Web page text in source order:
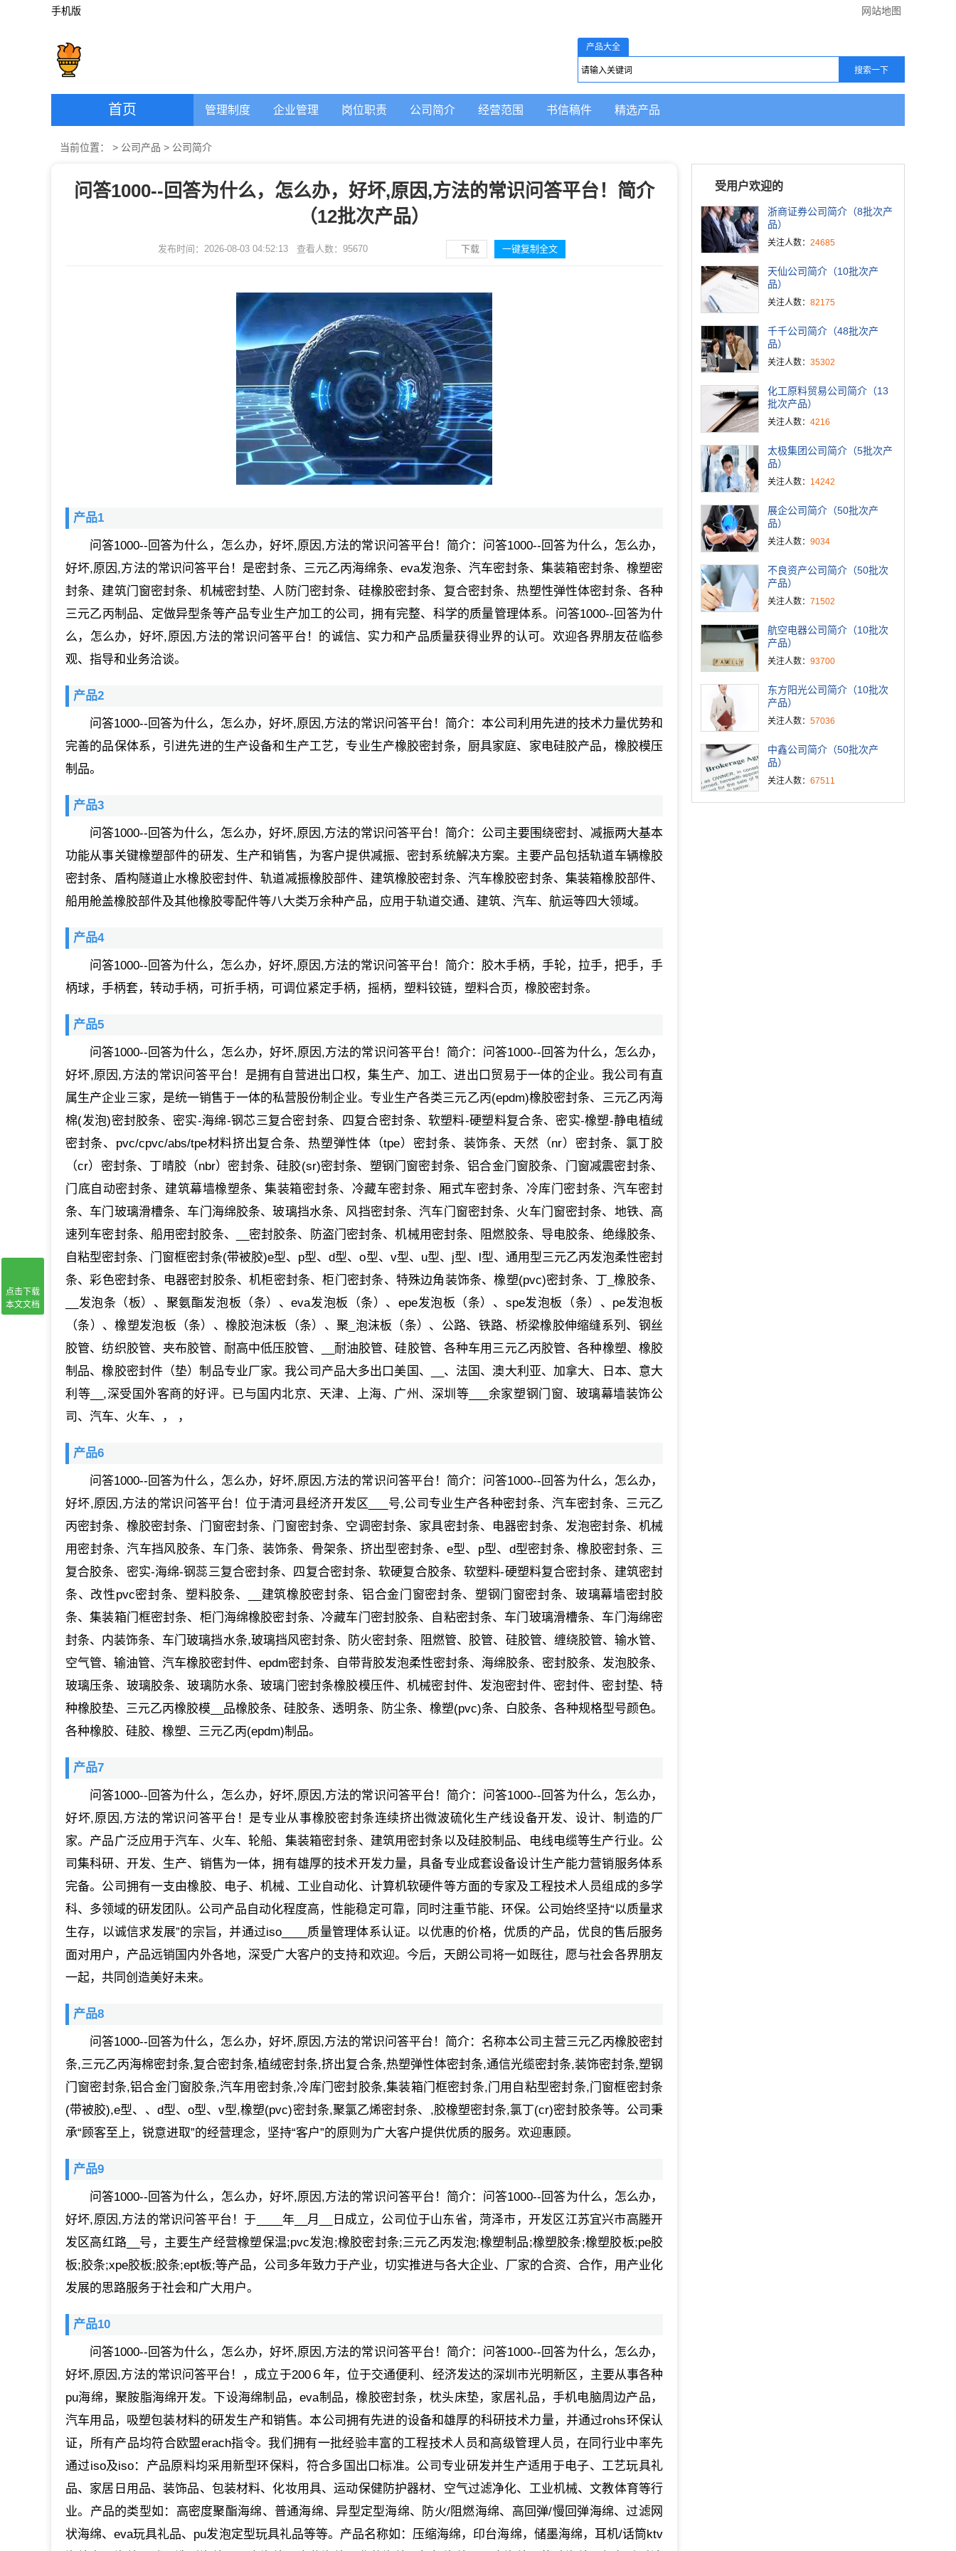
手机版 网站地图
产品大全
首页 管理制度 企业管理 岗位职责 公司简介 经营范围 书信稿件 精选产品
当前位置： > 公司产品 > 公司简介
问答1000--回答为什么，怎么办，好坏,原因,方法的常识问答平台！简介
（12批次产品）
发布时间：2026-08-03 04:52:13 查看人数： 95670 下载 一键复制全文
产品1
问答1000--回答为什么，怎么办，好坏,原因,方法的常识问答平台！简介：问答1000--回答为什么，怎么办，
好坏,原因,方法的常识问答平台！是密封条、三元乙丙海绵条、eva发泡条、汽车密封条、集装箱密封条、橡塑密
封条、建筑门窗密封条、机械密封垫、人防门密封条、硅橡胶密封条、复合密封条、热塑性弹性体密封条、各种
三元乙丙制品、定做异型条等产品专业生产加工的公司，拥有完整、科学的质量管理体系。问答1000--回答为什
么，怎么办，好坏,原因,方法的常识问答平台！的诚信、实力和产品质量获得业界的认可。欢迎各界朋友莅临参
观、指导和业务洽谈。
产品2
问答1000--回答为什么，怎么办，好坏,原因,方法的常识问答平台！简介：本公司利用先进的技术力量优势和
完善的品保体系，引进先进的生产设备和生产工艺，专业生产橡胶密封条，厨具家庭、家电硅胶产品，橡胶模压
制品。
产品3
问答1000--回答为什么，怎么办，好坏,原因,方法的常识问答平台！简介：公司主要围绕密封、减振两大基本
功能从事关键橡塑部件的研发、生产和销售，为客户提供减振、密封系统解决方案。主要产品包括轨道车辆橡胶
密封条、盾构隧道止水橡胶密封件、轨道减振橡胶部件、建筑橡胶密封条、汽车橡胶密封条、集装箱橡胶部件、
船用舱盖橡胶部件及其他橡胶零配件等八大类万余种产品，应用于轨道交通、建筑、汽车、航运等四大领域。
产品4
问答1000--回答为什么，怎么办，好坏,原因,方法的常识问答平台！简介：胶木手柄，手轮，拉手，把手，手
柄球，手柄套，转动手柄，可折手柄，可调位紧定手柄，摇柄，塑料铰链，塑料合页，橡胶密封条。
产品5
问答1000--回答为什么，怎么办，好坏,原因,方法的常识问答平台！简介：问答1000--回答为什么，怎么办，
好坏,原因,方法的常识问答平台！是拥有自营进出口权，集生产、加工、进出口贸易于一体的企业。我公司有直
属生产企业三家，是统一销售于一体的私营股份制企业。专业生产各类三元乙丙(epdm)橡胶密封条、三元乙丙海
棉(发泡)密封胶条、密实-海绵-钢芯三复合密封条、四复合密封条、软塑料-硬塑料复合条、密实-橡塑-静电植绒
密封条、pvc/cpvc/abs/tpe材料挤出复合条、热塑弹性体（tpe）密封条、装饰条、天然（nr）密封条、氯丁胶
（cr）密封条、丁晴胶（nbr）密封条、硅胶(sr)密封条、塑钢门窗密封条、铝合金门窗胶条、门窗减震密封条、
门底自动密封条、建筑幕墙橡塑条、集装箱密封条、冷藏车密封条、厢式车密封条、冷库门密封条、汽车密封
条、车门玻璃滑槽条、车门海绵胶条、玻璃挡水条、风挡密封条、汽车门窗密封条、火车门窗密封条、地铁、高
速列车密封条、船用密封胶条、__密封胶条、防盗门密封条、机械用密封条、阻燃胶条、导电胶条、绝缘胶条、
自粘型密封条、门窗框密封条(带被胶)e型、p型、d型、o型、v型、u型、j型、l型、通用型三元乙丙发泡柔性密封
条、彩色密封条、电器密封胶条、机柜密封条、柜门密封条、特殊边角装饰条、橡塑(pvc)密封条、丁_橡胶条、
__发泡条（板）、聚氨酯发泡板（条）、eva发泡板（条）、epe发泡板（条）、spe发泡板（条）、pe发泡板
（条）、橡塑发泡板（条）、橡胶泡沫板（条）、聚_泡沫板（条）、公路、铁路、桥梁橡胶伸缩缝系列、钢丝
胶管、纺织胶管、夹布胶管、耐高中低压胶管、__耐油胶管、硅胶管、各种车用三元乙丙胶管、各种橡塑、橡胶
制品、橡胶密封件（垫）制品专业厂家。我公司产品大多出口美国、__、法国、澳大利亚、加拿大、日本、意大
利等__,深受国外客商的好评。已与国内北京、天津、上海、广州、深圳等___余家塑钢门窗、玻璃幕墙装饰公
司、汽车、火车、， ，
产品6
问答1000--回答为什么，怎么办，好坏,原因,方法的常识问答平台！简介：问答1000--回答为什么，怎么办，
好坏,原因,方法的常识问答平台！位于清河县经济开发区___号,公司专业生产各种密封条、汽车密封条、三元乙
丙密封条、橡胶密封条、门窗密封条、门窗密封条、空调密封条、家具密封条、电器密封条、发泡密封条、机械
用密封条、汽车挡风胶条、车门条、装饰条、骨架条、挤出型密封条、e型、p型、d型密封条、橡胶密封条、三
复合胶条、密实-海绵-钢蕊三复合密封条、四复合密封条、软硬复合胶条、软塑料-硬塑料复合密封条、建筑密封
条、改性pvc密封条、塑料胶条、__建筑橡胶密封条、铝合金门窗密封条、塑钢门窗密封条、玻璃幕墙密封胶
条、集装箱门框密封条、柜门海绵橡胶密封条、冷藏车门密封胶条、自粘密封条、车门玻璃滑槽条、车门海绵密
封条、内装饰条、车门玻璃挡水条,玻璃挡风密封条、防火密封条、阻燃管、胶管、硅胶管、缠绕胶管、输水管、
空气管、输油管、汽车橡胶密封件、epdm密封条、自带背胶发泡柔性密封条、海绵胶条、密封胶条、发泡胶条、
玻璃压条、玻璃胶条、玻璃防水条、玻璃门密封条橡胶模压件、机械密封件、发泡密封件、密封件、密封垫、特
种橡胶垫、三元乙丙橡胶模__品橡胶条、硅胶条、透明条、防尘条、橡塑(pvc)条、白胶条、各种规格型号颜色。
各种橡胶、硅胶、橡塑、三元乙丙(epdm)制品。
产品7
问答1000--回答为什么，怎么办，好坏,原因,方法的常识问答平台！简介：问答1000--回答为什么，怎么办，
好坏,原因,方法的常识问答平台！是专业从事橡胶密封条连续挤出微波硫化生产线设备开发、设计、制造的厂
家。产品广泛应用于汽车、火车、轮船、集装箱密封条、建筑用密封条以及硅胶制品、电线电缆等生产行业。公
司集科研、开发、生产、销售为一体，拥有雄厚的技术开发力量，具备专业成套设备设计生产能力营销服务体系
完备。公司拥有一支由橡胶、电子、机械、工业自动化、计算机软硬件等方面的专家及工程技术人员组成的多学
科、多领域的研发团队。公司产品自动化程度高，性能稳定可靠，同时注重节能、环保。公司始终坚持“以质量求
生存，以诚信求发展”的宗旨，并通过iso____质量管理体系认证。以优惠的价格，优质的产品，优良的售后服务
面对用户，产品远销国内外各地，深受广大客户的支持和欢迎。今后，天朗公司将一如既往，愿与社会各界朋友
一起，共同创造美好未来。
产品8
问答1000--回答为什么，怎么办，好坏,原因,方法的常识问答平台！简介：名称本公司主营三元乙丙橡胶密封
条,三元乙丙海棉密封条,复合密封条,植绒密封条,挤出复合条,热塑弹性体密封条,通信光缆密封条,装饰密封条,塑钢
门窗密封条,铝合金门窗胶条,汽车用密封条,冷库门密封胶条,集装箱门框密封条,门用自粘型密封条,门窗框密封条
(带被胶),e型、、d型、o型、v型,橡塑(pvc)密封条,聚氯乙烯密封条、,胶橡塑密封条,氯丁(cr)密封胶条等。公司秉
承“顾客至上，锐意进取”的经营理念，坚持“客户”的原则为广大客户提供优质的服务。欢迎惠顾。
产品9
问答1000--回答为什么，怎么办，好坏,原因,方法的常识问答平台！简介：问答1000--回答为什么，怎么办，
好坏,原因,方法的常识问答平台！于____年__月__日成立，公司位于山东省，菏泽市，开发区江苏宜兴市高塍开
发区高红路__号，主要生产经营橡塑保温;pvc发泡;橡胶密封条;三元乙丙发泡;橡塑制品;橡塑胶条;橡塑胶板;pe胶
板;胶条;xpe胶板;胶条;ept板;等产品，公司多年致力于产业，切实推进与各大企业、厂家的合资、合作，用产业化
发展的思路服务于社会和广大用户。
产品10
问答1000--回答为什么，怎么办，好坏,原因,方法的常识问答平台！简介：问答1000--回答为什么，怎么办，
好坏,原因,方法的常识问答平台！，成立于200６年，位于交通便利、经济发达的深圳市光明新区，主要从事各种
pu海绵，聚胺脂海绵开发。下设海绵制品，eva制品，橡胶密封条，枕头床垫，家居礼品，手机电脑周边产品，
汽车用品，吸塑包装材料的研发生产和销售。本公司拥有先进的设备和雄厚的科研技术力量，并通过rohs环保认
证，所有产品均符合欧盟erach指令。我们拥有一批经验丰富的工程技术人员和高级管理人员，在同行业中率先
通过iso及iso：产品原料均采用新型环保料，符合多国出口标准。公司专业研发并生产适用于电子、工艺玩具礼
品、家居日用品、装饰品、包装材料、化妆用具、运动保健防护器材、空气过滤净化、工业机械、文教体育等行
业。产品的类型如：高密度聚酯海绵、普通海绵、异型定型海绵、防火/阻燃海绵、高回弹/慢回弹海绵、过滤网
状海绵、eva玩具礼品、pu发泡定型玩具礼品等等。产品名称如：压缩海绵，印台海绵，储墨海绵，耳机/话筒ktv
受用户欢迎的
浙商证券公司简介（8批次产
品）
关注人数： 24685
天仙公司简介（10批次产
品）
关注人数： 82175
千千公司简介（48批次产
品）
关注人数： 35302
化工原料贸易公司简介（13
批次产品）
关注人数： 4216
太极集团公司简介（5批次产
品）
关注人数： 14242
展企公司简介（50批次产
品）
关注人数： 9034
不良资产公司简介（50批次
产品）
关注人数： 71502
航空电器公司简介（10批次
产品）
关注人数： 93700
东方阳光公司简介（10批次
产品）
关注人数： 57036
中鑫公司简介（50批次产
品）
关注人数： 67511
点击下载
本文文档